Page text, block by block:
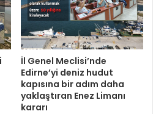
İl Genel Meclisi’nde
Edirne’yi deniz hudut
kapısına bir adım daha
yaklaştıran Enez Limanı
kararı